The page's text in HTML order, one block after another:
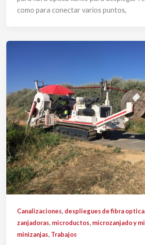
como para conectar varios puntos,
Canalizaciones, despliegues de fibra optica
zanjadoras, microductos, microzanjado y
minizanjas, Trabajos